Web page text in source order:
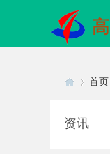
首页
资讯